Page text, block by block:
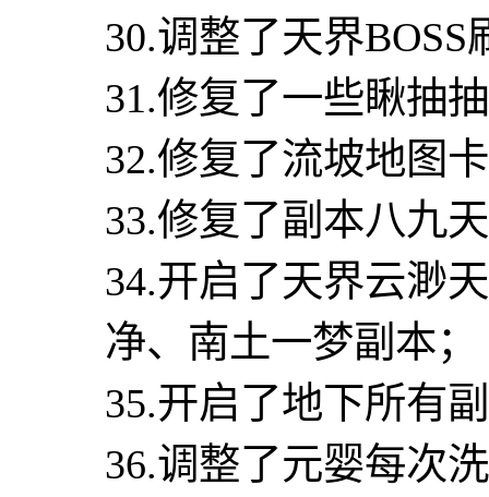
30.调整了天界
31.修复了一些瞅抽
32.修复了流坡地图
33.修复了副本八九
34.开启了天界云渺
净、南土一梦副本；
35.开启了地下所有
36.调整了元婴每次